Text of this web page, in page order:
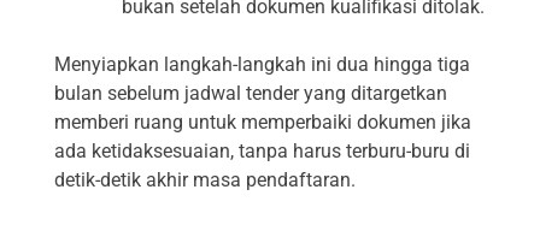
bukan setelah dokumen kualifikasi ditolak.
Menyiapkan langkah-langkah ini dua hingga tiga
bulan sebelum jadwal tender yang ditargetkan
memberi ruang untuk memperbaiki dokumen jika
ada ketidaksesuaian, tanpa harus terburu-buru di
detik-detik akhir masa pendaftaran.